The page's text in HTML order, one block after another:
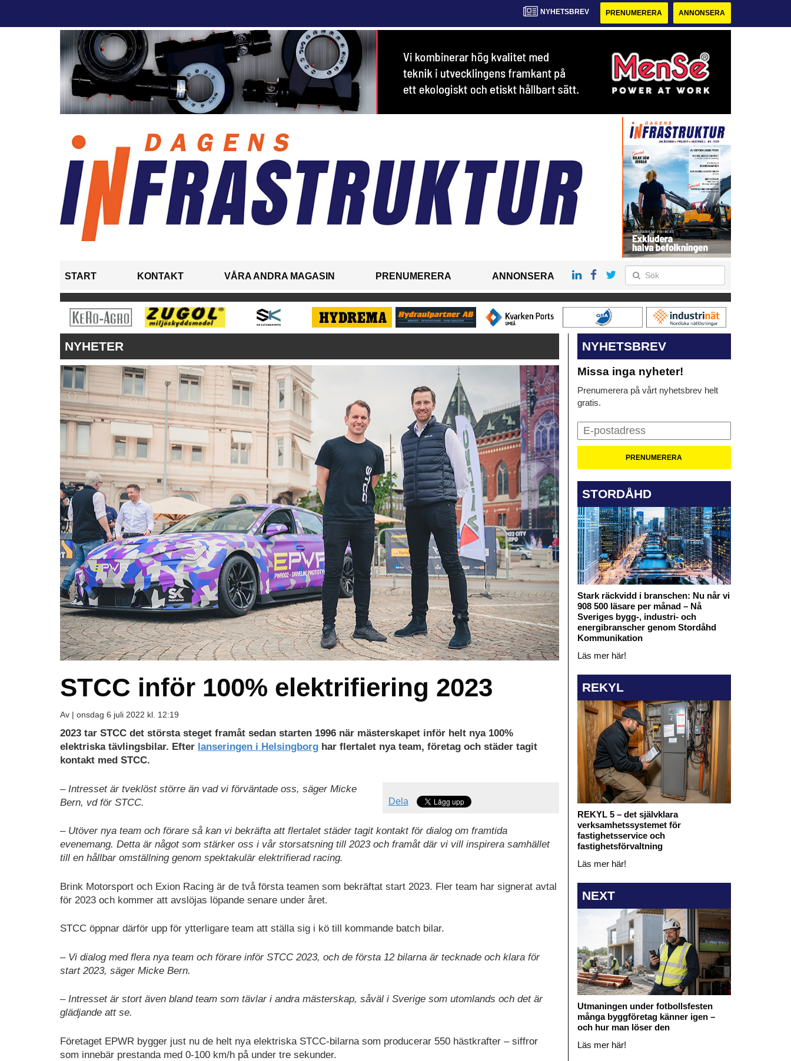
NYHETSBREV PRENUMERERA ANNONSERA
START KONTAKT VÅRA ANDRA MAGASIN PRENUMERERA ANNONSERA
NYHETER
STCC inför 100% elektrifiering 2023
Av | onsdag 6 juli 2022 kl. 12:19
2023 tar STCC det största steget framåt sedan starten 1996 när mästerskapet inför helt nya 100%
elektriska tävlingsbilar. Efter lanseringen i Helsingborg har flertalet nya team, företag och städer tagit
kontakt med STCC.
Dela
– Intresset är tveklöst större än vad vi förväntade oss, säger Micke
Bern, vd för STCC.
– Utöver nya team och förare så kan vi bekräfta att flertalet städer tagit kontakt för dialog om framtida
evenemang. Detta är något som stärker oss i vår storsatsning till 2023 och framåt där vi vill inspirera samhället
till en hållbar omställning genom spektakulär elektrifierad racing.
Brink Motorsport och Exion Racing är de två första teamen som bekräftat start 2023. Fler team har signerat avtal
för 2023 och kommer att avslöjas löpande senare under året.
STCC öppnar därför upp för ytterligare team att ställa sig i kö till kommande batch bilar.
– Vi dialog med flera nya team och förare inför STCC 2023, och de första 12 bilarna är tecknade och klara för
start 2023, säger Micke Bern.
– Intresset är stort även bland team som tävlar i andra mästerskap, såväl i Sverige som utomlands och det är
glädjande att se.
Företaget EPWR bygger just nu de helt nya elektriska STCC-bilarna som producerar 550 hästkrafter – siffror
som innebär prestanda med 0-100 km/h på under tre sekunder.
NYHETSBREV
Missa inga nyheter!
Prenumerera på vårt nyhetsbrev helt
gratis.
STORDÅHD
Stark räckvidd i branschen: Nu når vi
908 500 läsare per månad – Nå
Sveriges bygg-, industri- och
energibranscher genom Stordåhd
Kommunikation
Läs mer här!
REKYL
REKYL 5 – det självklara
verksamhetssystemet för
fastighetsservice och
fastighetsförvaltning
Läs mer här!
NEXT
Utmaningen under fotbollsfesten
många byggföretag känner igen –
och hur man löser den
Läs mer här!